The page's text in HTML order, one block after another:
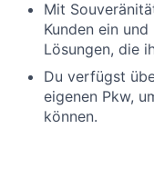
Mit
Kunden ein
Lösungen, die
Du verfügst
eigenen Pkw,
können.